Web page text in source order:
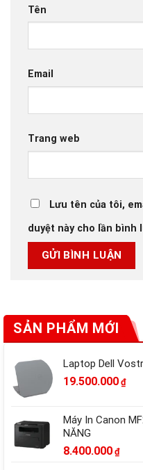
Tên
Email
Trang web
Lưu tên của tôi,
duyệt này cho lần bình
SẢN PHẨM MỚI
Laptop Dell
19.500.000 ₫
Máy In Canon
NĂNG
8.400.000 ₫